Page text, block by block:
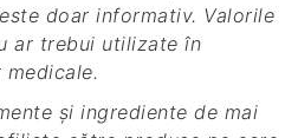
doar informativ. Valorile
ar trebui utilizate în